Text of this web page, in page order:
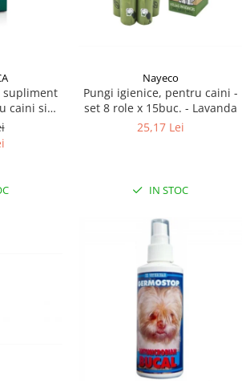
supliment
caini si
pentru
placii
50 g
Nayeco
Pungi igienice, pentru caini -
set 8 role x 15buc. - Lavanda
25,17 Lei
IN STOC